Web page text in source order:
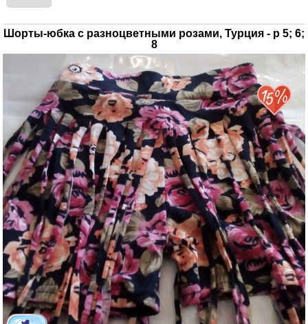
Шорты-юбка с разноцветными розами, Турция - р 5; 6;
8